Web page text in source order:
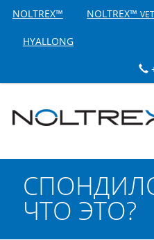
NOLTREX™ NOLTREX™ VET
HYALLONG
ЧТО ЭТО?